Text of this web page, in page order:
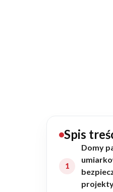
Rezydencje
Rozbudowa
Spis
Domy